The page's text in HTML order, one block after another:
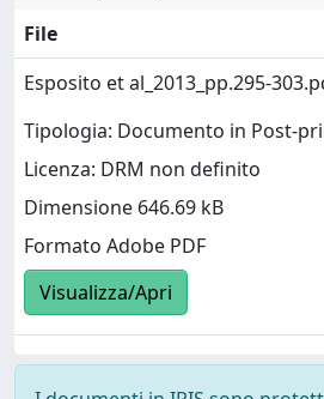
File
Esposito et al_2013_pp.295-
Tipologia: Documento in Post-
Licenza: DRM non definito
Dimensione 646.69 kB
Formato Adobe PDF
Visualizza/Apri